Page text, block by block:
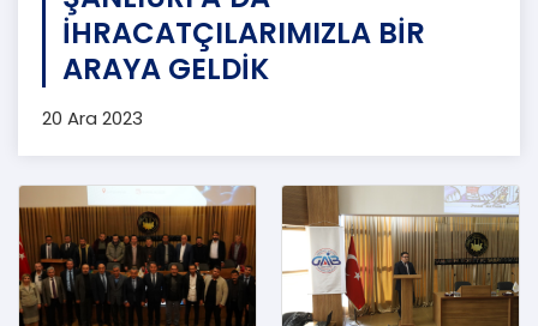
İHRACATÇILARIMIZLA BİR
ARAYA GELDİK
20 Ara 2023